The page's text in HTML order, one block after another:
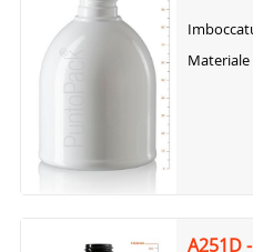
Materiale
A251D